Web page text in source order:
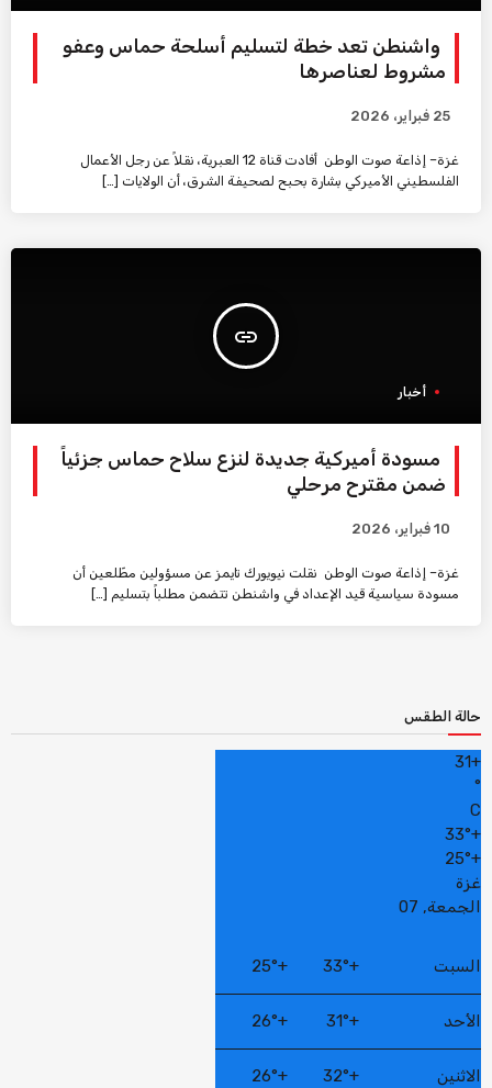
واشنطن تعد خطة لتسليم أسلحة حماس وعفو
مشروط لعناصرها
25 فبراير، 2026
غزة– إذاعة صوت الوطن أفادت قناة 12 العبرية، نقلاً عن رجل الأعمال
الفلسطيني الأميركي بشارة بحبح لصحيفة الشرق، أن الولايات […]
insert_link
أخبار
مسودة أميركية جديدة لنزع سلاح حماس جزئياً
ضمن مقترح مرحلي
10 فبراير، 2026
غزة– إذاعة صوت الوطن نقلت نيويورك تايمز عن مسؤولين مطّلعين أن
مسودة سياسية قيد الإعداد في واشنطن تتضمن مطلباً بتسليم […]
حالة الطقس
+
31
°
C
+
33°
+
25°
غزة
الجمعة, 07
السبت +
33°
+
25°
الأحد +
31°
+
26°
الاثنين +
32°
+
26°